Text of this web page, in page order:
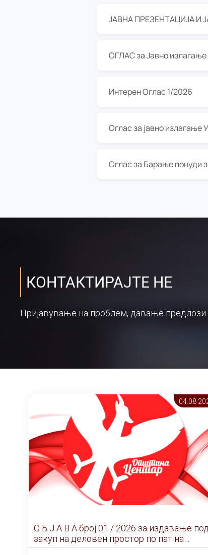
Интерен Оглас 1/2026
Оглас за јавно излагање
КОНТАКТИРАЈТЕ НЕ
Пријавување на проблем, давање предлози
04.08
О Б Ј А В А брoj 01 / 2026 за издавање под
закуп на деловен простор по пат на
ЕЛЕКТРОНСКО ЈАВНО НАДДАВАЊЕ